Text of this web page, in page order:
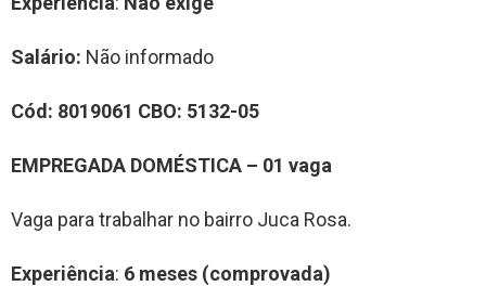
Salário: Não informado
Cód: 8019061 CBO: 5132-05
EMPREGADA DOMÉSTICA – 01 vaga
Vaga para trabalhar no bairro Juca Rosa.
Experiência: 6 meses (comprovada)